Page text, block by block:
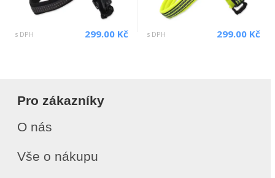
s DPH 299.00 Kč s DPH 299.00 Kč
Pro zákazníky
O nás
Vše o nákupu